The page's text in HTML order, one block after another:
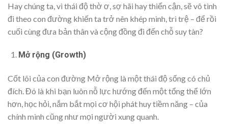
Hay chúng ta, vì thái độ thờ ơ, sợ hãi hay thiển cận, sẽ vô tình
đi theo con đường khiến ta trở nên khép mình, trì trệ – để rồi
cuối cùng đưa bản thân và cộng đồng đi đến chỗ suy tàn?
Mở rộng (Growth)
Cốt lõi của con đường Mở rộng là một thái độ sống có chủ
đích. Đó là khi bạn luôn nỗ lực hướng đến một tổng thể lớn
hơn, học hỏi, nắm bắt mọi cơ hội phát huy tiềm năng – của
chính mình cũng như mọi người xung quanh.